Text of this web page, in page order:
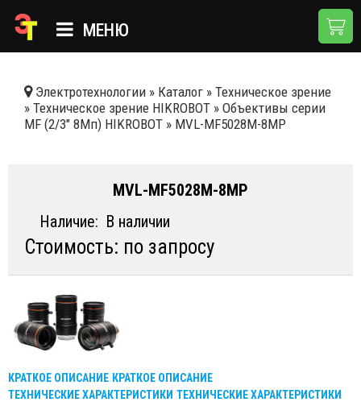
МЕНЮ
КАТАЛОГ
НОВОСТИ
ДОСТАВКА И ОПЛАТА
КОНТАКТЫ
Электротехнологии » Каталог » Техническое зрение
» Техническое зрение HIKROBOT » Объективы серии
MF (2/3" 8Мп) HIKROBOT » MVL-MF5028M-8MP
MVL-MF5028M-8MP
Наличие: В наличии
Стоимость: по запросу
КРАТКОЕ ОПИСАНИЕ КРАТКОЕ ОПИСАНИЕ
ТЕХНИЧЕСКИЕ ХАРАКТЕРИСТИКИ ТЕХНИЧЕСКИЕ ХАРАКТЕРИСТИКИ